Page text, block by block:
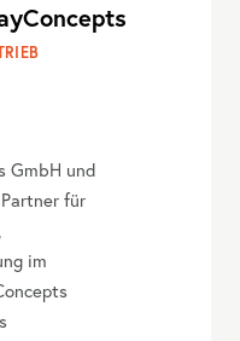
GmbH und
für
im